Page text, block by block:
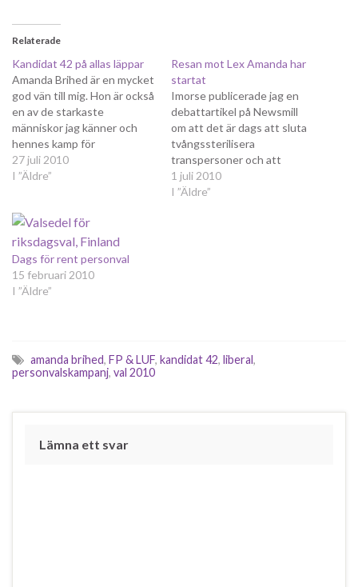
Relaterade
Kandidat 42 på allas läppar
Amanda Brihed är en mycket
god vän till mig. Hon är också
en av de starkaste
människor jag känner och
hennes kamp för
transpersoners rättigheter
inspirerar mig och många
ledarsida och i Aftonbladet
TV. Ledaren och inslaget
talar för sig själva och jag…
27 juli 2010
I ”Äldre”
Resan mot Lex Amanda har
startat
Imorse publicerade jag en
debattartikel på Newsmill
om att det är dags att sluta
tvångssterilisera
transpersoner och att
lagstiftningen måste
moderniseras. Med den
1 juli 2010
I ”Äldre”
Dags för rent personval
15 februari 2010
I ”Äldre”
amanda brihed, FP & LUF, kandidat 42, liberal,
personvalskampanj, val 2010
Lämna ett svar